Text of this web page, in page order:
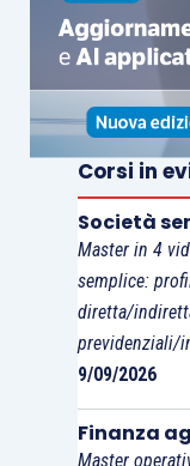
l’ombra. Da
sanguinaria
ragazzo è
criminale, in
difficile da
fragile
schifato, gli
un continuo di
non ebrei,
ma sempre
capomafia,
ebrea
fratello
Corsi in
Società
Master in 4
semplice:
diretta/
previdenziali/
9/09/2026
Finanza
Master